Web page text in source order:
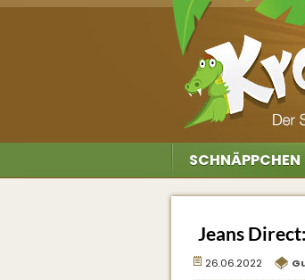
SCHNÄPPCHEN
Jeans
26.06.2022